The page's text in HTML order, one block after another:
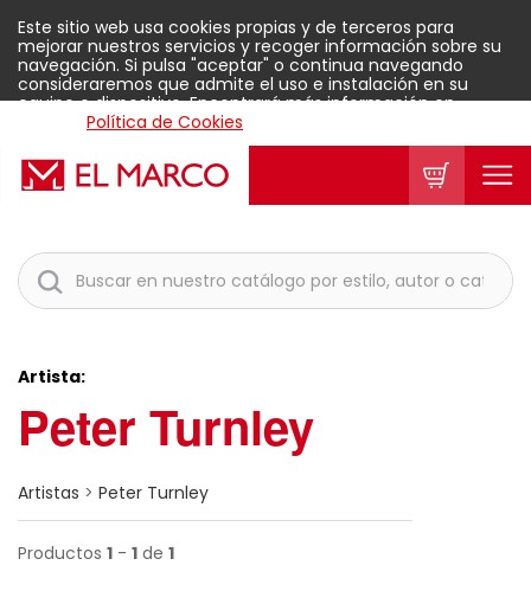
Este sitio web usa cookies propias y de terceros para
mejorar nuestros servicios y recoger información sobre su
navegación. Si pulsa "aceptar" o continua navegando
consideraremos que admite el uso e instalación en su
equipo o dispositivo. Encontrará más información en
Política de Cookies
Aceptar
Artista:
Peter Turnley
Artistas > Peter Turnley
Productos 1 - 1 de 1